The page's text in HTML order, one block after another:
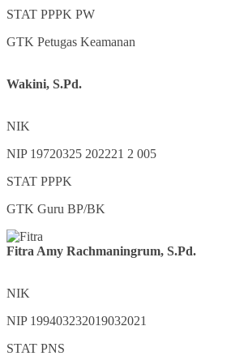
STAT PPPK PW
GTK Petugas Keamanan
Wakini, S.Pd.
NIK
NIP 19720325 202221 2 005
STAT PPPK
GTK Guru BP/BK
Fitra Amy Rachmaningrum, S.Pd.
NIK
NIP 199403232019032021
STAT PNS